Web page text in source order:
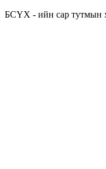
БСҮХ - ийн сар тутмын